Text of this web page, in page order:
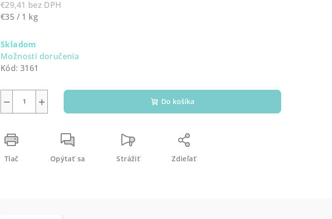
€29,41 bez DPH
Jednotková
€35 / 1 kg
Skladom
Možnosti doručenia
Kód: 3161
+
− Do košíka
Tlač Opýtať sa Strážiť Zdieľať